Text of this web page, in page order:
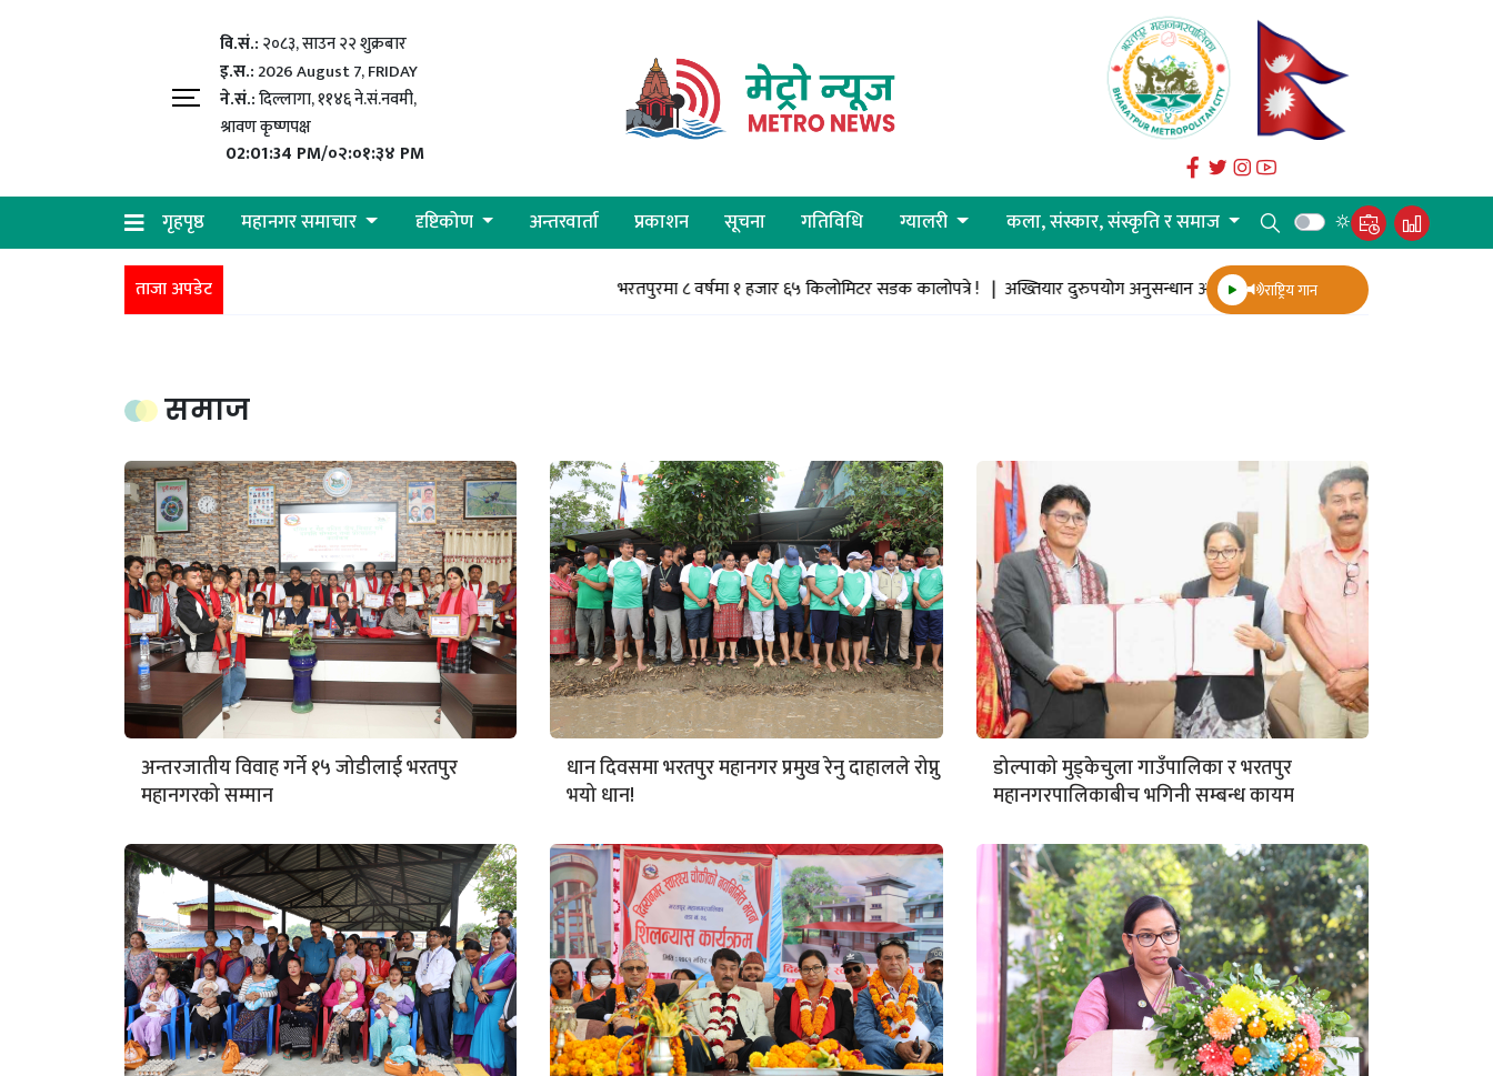
वि.सं.: २०८३, साउन २२ शुक्रबार​
इ.स.:2026 August 7, FRIDAY
ने.सं.:दिल्लागा, ११४६ ने.सं.नवमी,
श्रावण कृष्णपक्ष
02:01:35 PM/०२:०१:३५ PM
गृहपृष्ठ महानगर समाचार दृष्टिकोण अन्तरवार्ता प्रकाशन सूचना गतिविधि ग्यालरी कला, संस्कार, संस्कृति र समाज
ताजा अपडेट भरतपुरमा ८ वर्षमा १ हजार ६५ किलोमिटर सडक कालोपत्रे ! |अख्तियार दुरुपयोग अनुसन्धान आयोगको आयोजनामा ‘भ्रष्टाचार नियन्त्रण तथा सुशासन
राष्ट्रिय गान
समाज
अन्तरजातीय विवाह गर्ने १५ जोडीलाई भरतपुर
महानगरको सम्मान
धान दिवसमा भरतपुर महानगर प्रमुख रेनु दाहालले रोप्नु
भयो धान!
डोल्पाको मुड्केचुला गाउँपालिका र भरतपुर
महानगरपालिकाबीच भगिनी सम्बन्ध कायम